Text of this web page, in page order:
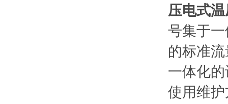
压电式
号集于
的标准
一体化
使用维